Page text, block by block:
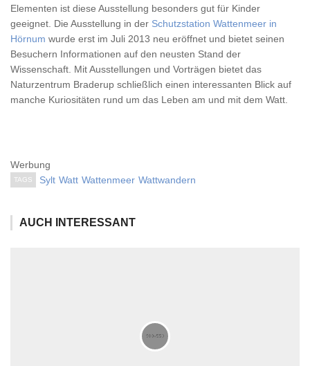
Elementen ist diese Ausstellung besonders gut für Kinder
geeignet. Die Ausstellung in der Schutzstation Wattenmeer in
Hörnum wurde erst im Juli 2013 neu eröffnet und bietet seinen
Besuchern Informationen auf den neusten Stand der
Wissenschaft. Mit Ausstellungen und Vorträgen bietet das
Naturzentrum Braderup schließlich einen interessanten Blick auf
manche Kuriositäten rund um das Leben am und mit dem Watt.
Werbung
TAGS Sylt Watt Wattenmeer Wattwandern
AUCH INTERESSANT